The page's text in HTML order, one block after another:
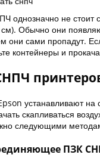
однозначно не стоит
Обычно они
они сами пропадут.
контейнеры и
устанавливают на
скапливаться
следующими
ПЗК